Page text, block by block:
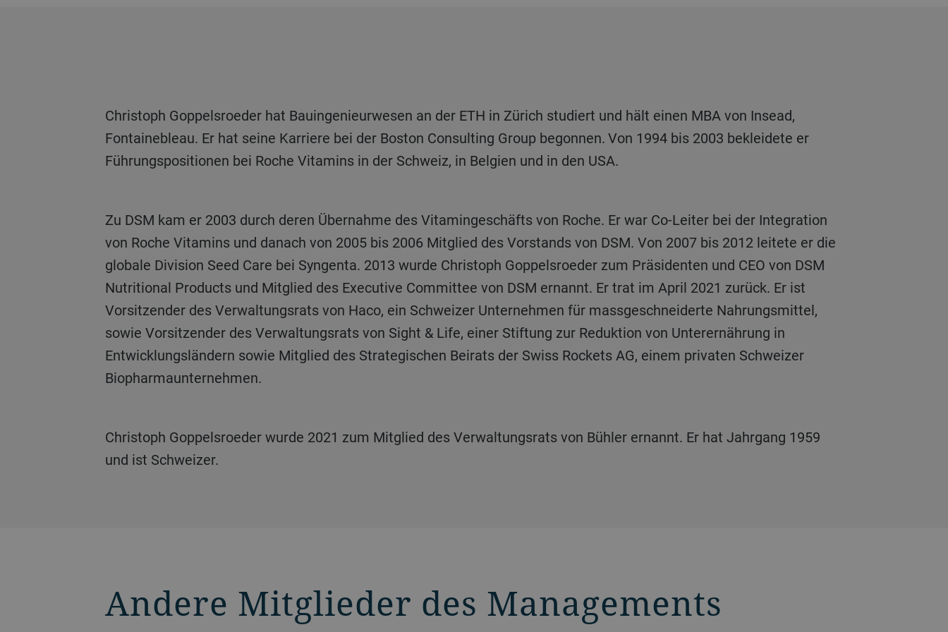
Christoph Goppelsroeder hat Bauingenieurwesen an der ETH in Zürich studiert und hält einen MBA von Insead,
Fontainebleau. Er hat seine Karriere bei der Boston Consulting Group begonnen. Von 1994 bis 2003 bekleidete er
Führungspositionen bei Roche Vitamins in der Schweiz, in Belgien und in den USA.
Zu DSM kam er 2003 durch deren Übernahme des Vitamingeschäfts von Roche. Er war Co-Leiter bei der Integration
von Roche Vitamins und danach von 2005 bis 2006 Mitglied des Vorstands von DSM. Von 2007 bis 2012 leitete er die
globale Division Seed Care bei Syngenta. 2013 wurde Christoph Goppelsroeder zum Präsidenten und CEO von DSM
Nutritional Products und Mitglied des Executive Committee von DSM ernannt. Er trat im April 2021 zurück. Er ist
Vorsitzender des Verwaltungsrats von Haco, ein Schweizer Unternehmen für massgeschneiderte Nahrungsmittel,
sowie Vorsitzender des Verwaltungsrats von Sight & Life, einer Stiftung zur Reduktion von Unterernährung in
Entwicklungsländern sowie Mitglied des Strategischen Beirats der Swiss Rockets AG, einem privaten Schweizer
Biopharmaunternehmen.
Christoph Goppelsroeder wurde 2021 zum Mitglied des Verwaltungsrats von Bühler ernannt. Er hat Jahrgang 1959
und ist Schweizer.
Andere Mitglieder des Managements